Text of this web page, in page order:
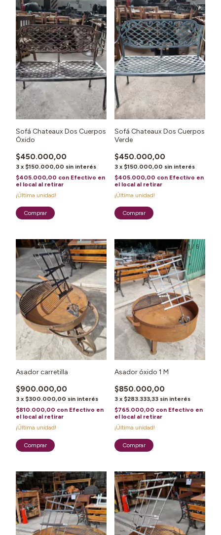
1 /3
Sofá Chateaux Dos Cuerpos
Óxido
$450.000,00
3 x $150.000,00 sin interés
$405.000,00 con Efectivo en
el local al retirar
¡Última unidad!
1/3
Sofá Chateaux Dos Cuerpos
Verde
$450.000,00
3 x $150.000,00 sin interés
$405.000,00 con Efectivo en
el local al retirar
¡Última unidad!
1/3
Asador carretilla
$900.000,00
3 x $300.000,00 sin interés
$810.000,00 con Efectivo en
el local al retirar
¡Última unidad!
1/5
Asador óxido 1 M
$850.000,00
3 x $283.333,33 sin interés
$765.000,00 con Efectivo en
el local al retirar
¡Última unidad!
1/6 1/4